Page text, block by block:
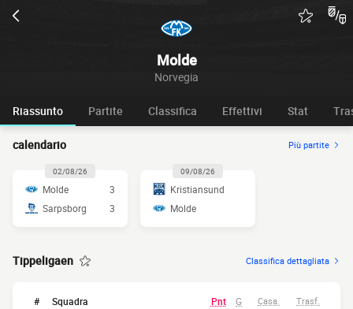
Molde
Norvegia
Riassunto Partite Classifica Effettivi Stat
calendario Più partite
02/08/26
Molde
3
Sarpsborg
3
09/08/26
Kristiansund
Molde
Tippeligaen Classifica dettagliata
# Squadra Pnt G Casa. Trasf.